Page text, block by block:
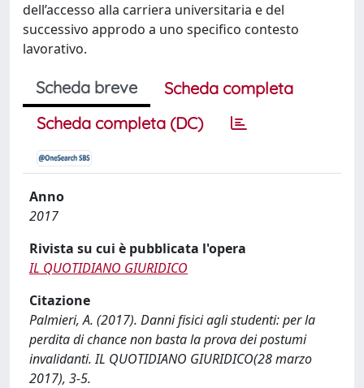
dell’accesso alla carriera universitaria e del
successivo approdo a uno specifico contesto
lavorativo.
Scheda breve
Scheda completa
Scheda completa (DC)
Anno
2017
Rivista su cui è pubblicata l'opera
IL QUOTIDIANO GIURIDICO
Citazione
Palmieri, A. (2017). Danni fisici agli studenti: per la
perdita di chance non basta la prova dei postumi
invalidanti. IL QUOTIDIANO GIURIDICO(28 marzo
2017), 3-5.